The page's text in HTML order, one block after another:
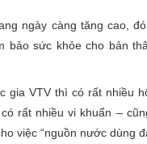
ngày càng tăng cao,
bảo sức khỏe cho bản
gia VTV thì có rất nhiều
rất nhiều vi khuẩn –
việc “nguồn nước dùng